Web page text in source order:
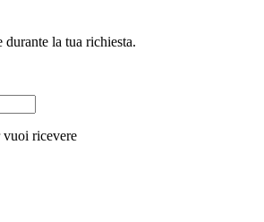
la tua richiesta.
vuoi ricevere